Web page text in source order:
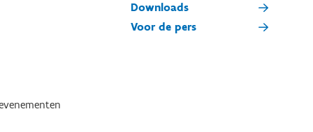
Downloads
Voor de pers